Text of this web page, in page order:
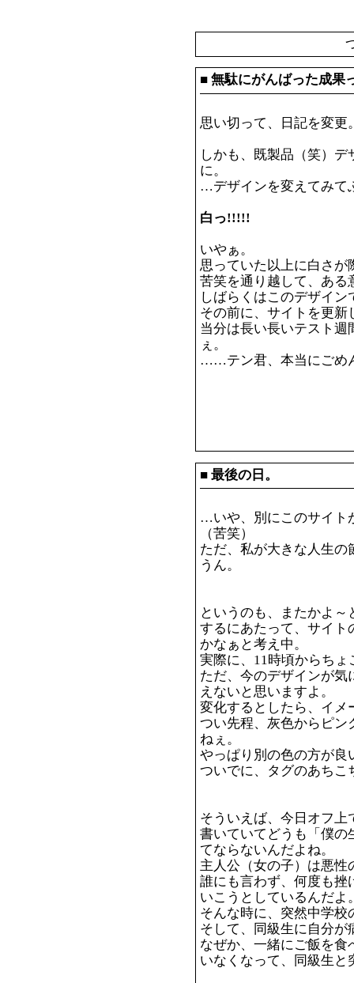
■ 無駄にがんばった成果
思い切って、日記を変更
しかも、既製品（笑）
に。
…デザインを変えてみて
白っ!!!!!
いやぁ。
思っていた以上に白さが
苦笑を通り越して、ある
しばらくはこのデザイン
その前に、サイトを更
当分は長い長いテスト週
ぇ。
……テン君、本当にごめ
■ 最後の日。
…いや、別にこのサイト
（苦笑）
ただ、私が大きな人生の
うん。
というのも、またかよ
するにあたって、サイト
かなぁと考え中。
実際に、11時頃からち
ただ、今のデザインが気
えないと思いますよ。
変化するとしたら、イメ
つい先程、灰色からピン
ねぇ。
やっぱり別の色の方が良
ついでに、タグのあちこ
そういえば、今日オフ上
書いていてどうも「僕の
てならないんだよね。
主人公（女の子）は悪性
誰にも言わず、何度も挫
いこうとしているんだよ
そんな時に、突然中学校
そして、同級生に自分が
なぜか、一緒にご飯を食
いなくなって、同級生と